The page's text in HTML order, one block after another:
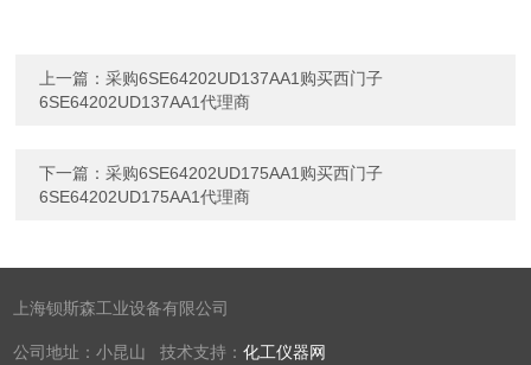
上一篇：采购6SE64202UD137AA1购买西门子
6SE64202UD137AA1代理商
下一篇：采购6SE64202UD175AA1购买西门子
6SE64202UD175AA1代理商
上海钡斯森工业设备有限公司
公司地址：小昆山 技术支持：化工仪器网